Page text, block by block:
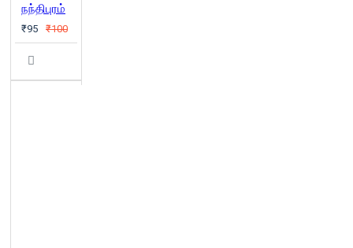
நந்திபுரம்
₹95 ₹100